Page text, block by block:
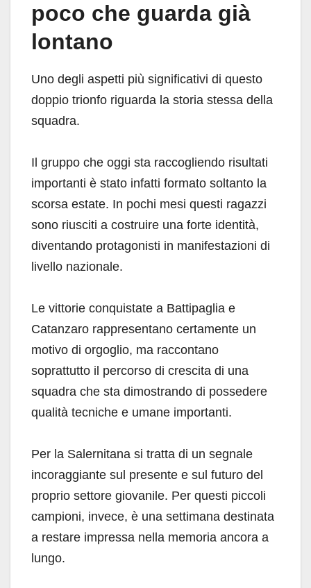
poco che guarda già
lontano
Uno degli aspetti più significativi di questo
doppio trionfo riguarda la storia stessa della
squadra.
Il gruppo che oggi sta raccogliendo risultati
importanti è stato infatti formato soltanto la
scorsa estate. In pochi mesi questi ragazzi
sono riusciti a costruire una forte identità,
diventando protagonisti in manifestazioni di
livello nazionale.
Le vittorie conquistate a Battipaglia e
Catanzaro rappresentano certamente un
motivo di orgoglio, ma raccontano
soprattutto il percorso di crescita di una
squadra che sta dimostrando di possedere
qualità tecniche e umane importanti.
Per la Salernitana si tratta di un segnale
incoraggiante sul presente e sul futuro del
proprio settore giovanile. Per questi piccoli
campioni, invece, è una settimana destinata
a restare impressa nella memoria ancora a
lungo.